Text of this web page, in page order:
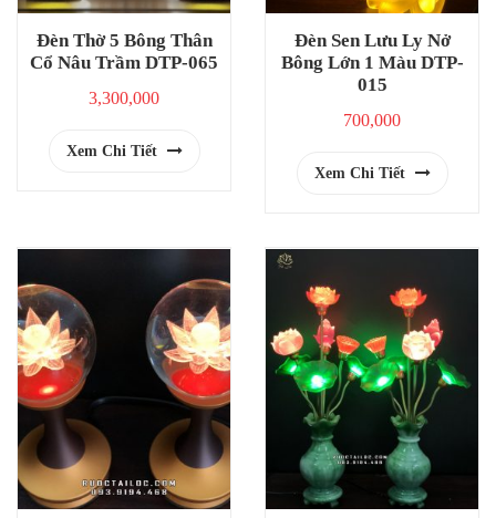
Đèn Thờ 5 Bông Thân
Cổ Nâu Trầm DTP-065
3,300,000
Xem Chi Tiết
Đèn Sen Lưu Ly Nở
Bông Lớn 1 Màu DTP-
015
700,000
Xem Chi Tiết